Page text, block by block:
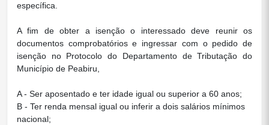
específica.
A fim de obter a isenção o interessado deve reunir os
documentos comprobatórios e ingressar com o pedido de
isenção no Protocolo do Departamento de Tributação do
Município de Peabiru,
A - Ser aposentado e ter idade igual ou superior a 60 anos;
B - Ter renda mensal igual ou inferir a dois salários mínimos
nacional;